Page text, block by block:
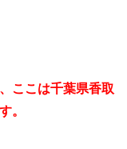
ここは千葉県香取
。